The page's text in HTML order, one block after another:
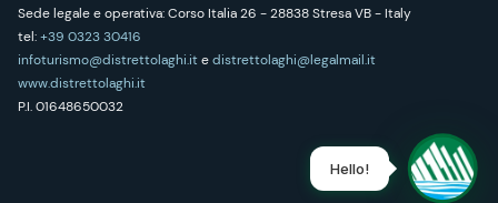
Sede legale e operativa: Corso Italia 26 - 28838 Stresa VB - Italy
tel:+39 0323 30416
infoturismo@distrettolaghi.itedistrettolaghi@legalmail.it
www.distrettolaghi.it
P.I. 01648650032